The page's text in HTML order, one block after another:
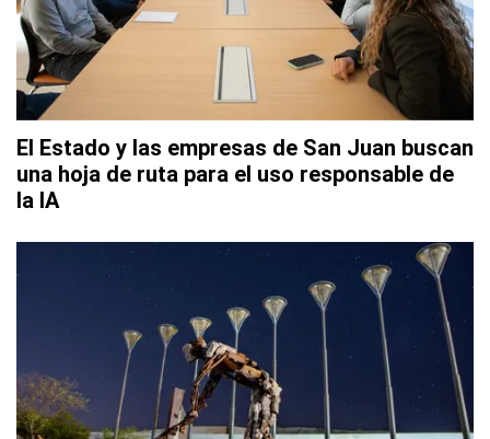
El Estado y las empresas de San Juan buscan
una hoja de ruta para el uso responsable de
la IA